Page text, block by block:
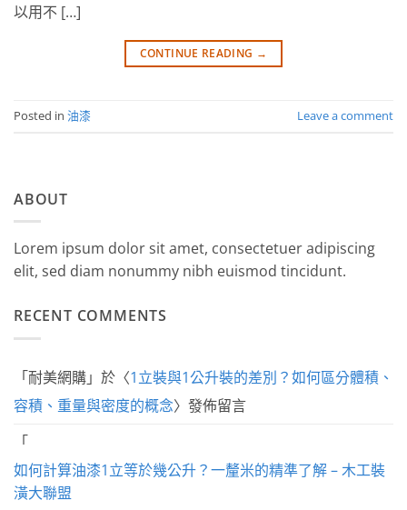
以用不 […]
CONTINUE READING →
Posted in 油漆 Leave a comment
ABOUT
Lorem ipsum dolor sit amet, consectetuer adipiscing
elit, sed diam nonummy nibh euismod tincidunt.
RECENT COMMENTS
「耐美網購」於〈1立裝與1公升裝的差別？如何區分體積、
容積、重量與密度的概念〉發佈留言
「
如何計算油漆1立等於幾公升？一釐米的精準了解 – 木工裝
潢大聯盟